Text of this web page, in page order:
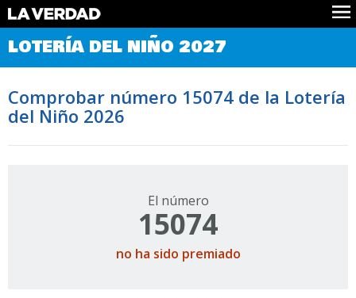
Comprobar Loteria del Niño
Premios
Noticias
Datos
Historia
LOTERÍA DEL NIÑO 2027
Comprobar número 15074 de la Lotería
del Niño 2026
El número
15074
no ha sido premiado